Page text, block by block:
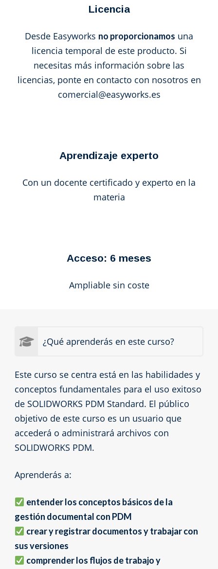
Licencia
Desde Easyworks no proporcionamos una
licencia temporal de este producto. Si
necesitas más información sobre las
licencias, ponte en contacto con nosotros en
comercial@easyworks.es
Aprendizaje experto
Con un docente certificado y experto en la
materia
Acceso: 6 meses
Ampliable sin coste
¿Qué aprenderás en este curso?
Este curso se centra está en las habilidades y
conceptos fundamentales para el uso exitoso
de SOLIDWORKS PDM Standard. El público
objetivo de este curso es un usuario que
accederá o administrará archivos con
SOLIDWORKS PDM.
Aprenderás a:
entender los conceptos básicos de la
gestión documental con PDM
crear y registrar documentos y trabajar con
sus versiones
comprender los flujos de trabajo y